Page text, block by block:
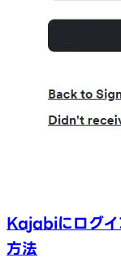
Kajabiにログイ
方法